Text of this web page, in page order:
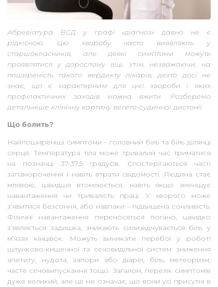
Абревіатура ВСД у графі «діагноз» давно не є
рідкісною. Цю хворобу часто виявляють у
старшокласників, але деякі симптоми можуть
проявлятися у дорослому віці. Утім, незважаючи, на
поширеність такого вердикту лікарів, дехто досі не
знає, що є характерним для цієї хвороби і яких
профілактичних заходів можна вжити. Розберемо
детальніше клінічну картину вегето-судинної дистонії.
Що болить?
Найпоширеніші симптоми – головний біль та біль ділянці
серця. Температура тіла може тривалий час триматися
на позначці 37-37,5 градусів. Спостерігаються часті
запаморочення і навіть втрати свідомості. Людина стає
млявою, швидше втомлюється, навіть якщо зменшує
навантаження чи тривалість праці. У хворого може
з’явитися безсоння, або навпаки – підвищена сонливість.
Фізичні навантаження переносяться погано, швидко
з’являється задишка, зникають сили,відчувається біль у
м’язах кінцівок. Можуть виникати перебої у роботі
шлунково-кишечної та сечовидільної систем: зниження
апетиту, нудота, запори або діареї, біль, метеоризм,
часте сечовипускання тощо. Загалом, перелік симптомів
дуже великий, але це не означає, що вони усі присутні в